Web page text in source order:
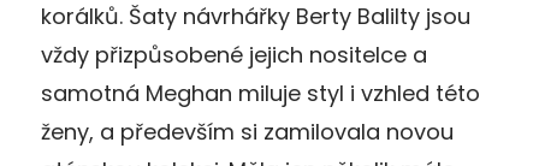
korálků. Šaty návrhářky Berty Balilty jsou
vždy přizpůsobené jejich nositelce a
samotná Meghan miluje styl i vzhled této
ženy, a především si zamilovala novou